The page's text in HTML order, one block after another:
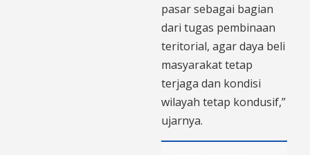
pasar sebagai bagian
dari tugas pembinaan
teritorial, agar daya beli
masyarakat tetap
terjaga dan kondisi
wilayah tetap kondusif,”
ujarnya.